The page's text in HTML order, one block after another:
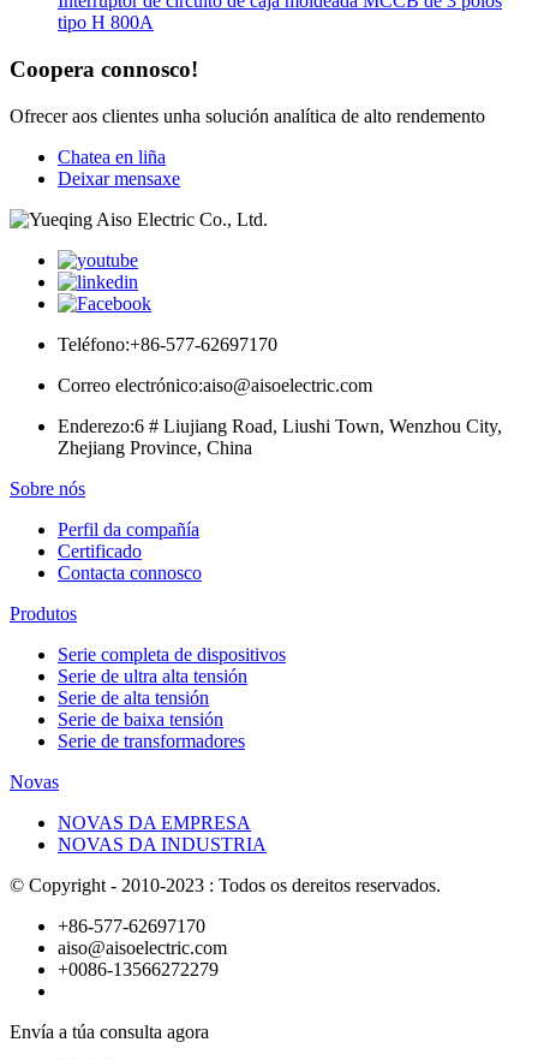
tipo H 800A
Coopera connosco!
Ofrecer aos clientes unha solución analítica de alto rendemento
Chatea en liña
Deixar mensaxe
Teléfono:+86-577-62697170
Correo electrónico:aiso@aisoelectric.com
Enderezo:6 # Liujiang Road, Liushi Town, Wenzhou City,
Zhejiang Province, China
Sobre nós
Perfil da compañía
Certificado
Contacta connosco
Produtos
Serie completa de dispositivos
Serie de ultra alta tensión
Serie de alta tensión
Serie de baixa tensión
Serie de transformadores
Novas
NOVAS DA EMPRESA
NOVAS DA INDUSTRIA
© Copyright - 2010-2023 : Todos os dereitos reservados.
+86-577-62697170
aiso@aisoelectric.com
+0086-13566272279
Envía a túa consulta agora